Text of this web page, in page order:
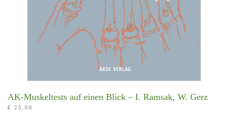
AK-Muskeltests auf einen Blick – I. Ramsak, W. Gerz
€ 25,00